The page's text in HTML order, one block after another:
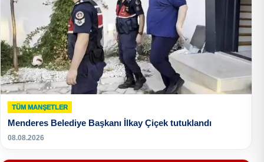
TÜM MANŞETLER
Menderes Belediye Başkanı İlkay Çiçek tutuklandı
08.08.2026